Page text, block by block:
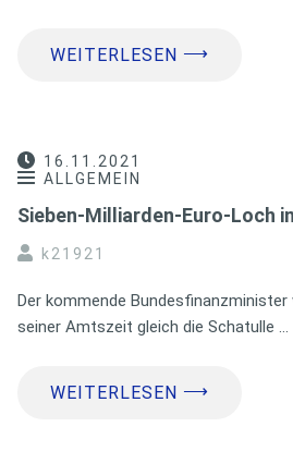
WEITERLESEN ⟶
16.11.2021
ALLGEMEIN
Sieben-Milliarden-Euro-Loch
k21921
Der kommende
seiner Amtszeit gleich die Schatulle …
WEITERLESEN ⟶